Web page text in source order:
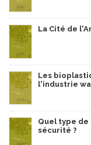
La Cité de
Les
l'industrie
Quel type
sécurité ?